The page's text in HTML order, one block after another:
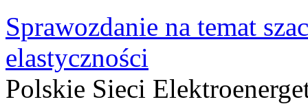
Sprawozdanie na temat
elastyczności
Polskie Sieci